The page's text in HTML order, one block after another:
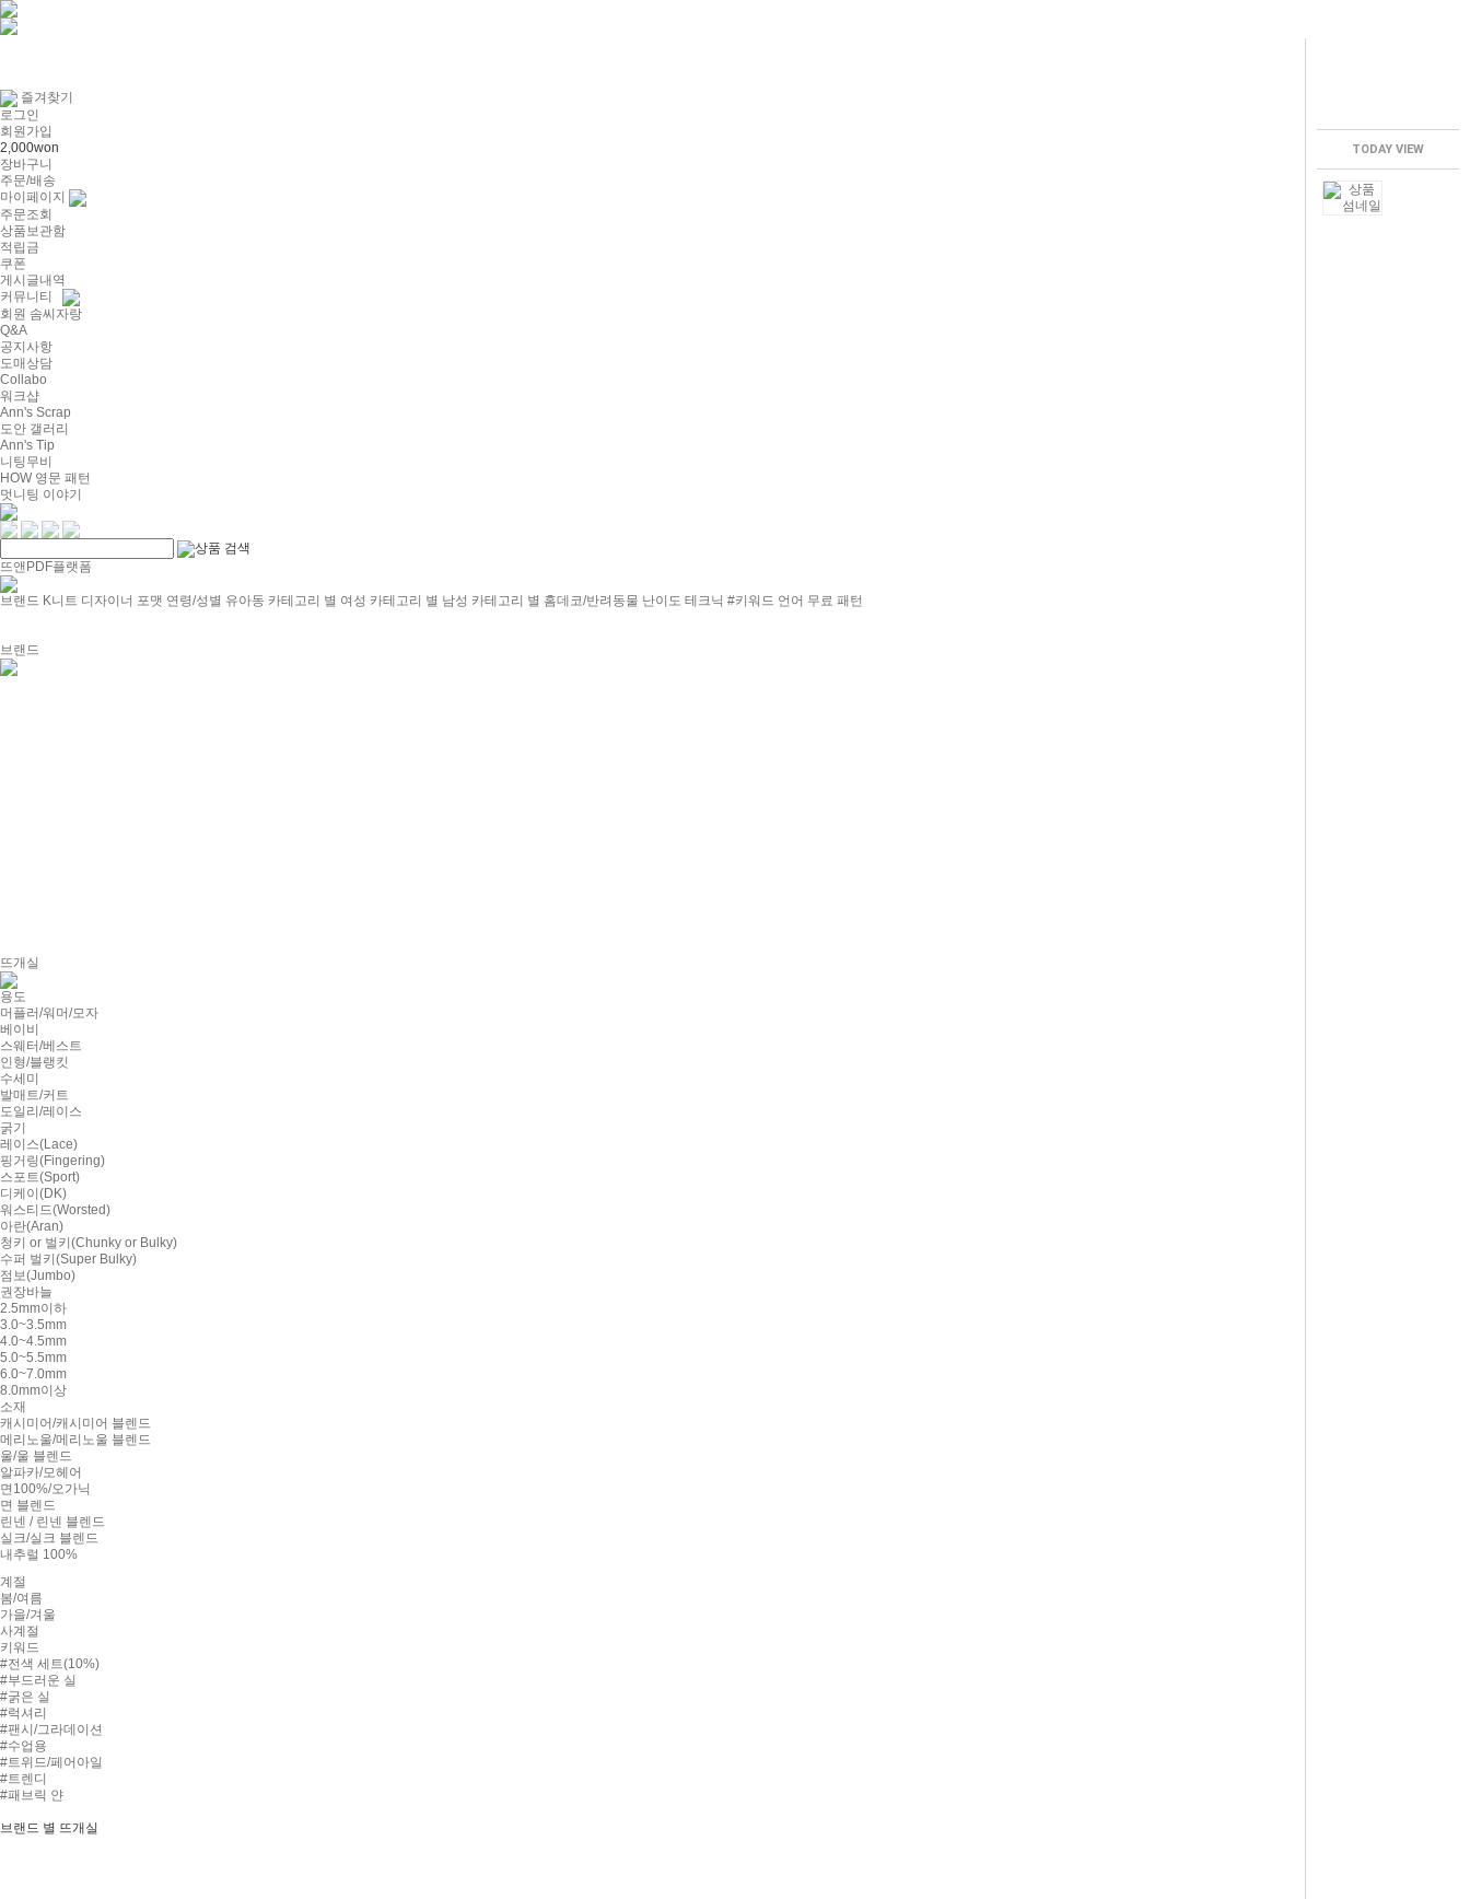
TODAY VIEW
즐겨찾기
로그인
회원가입
2,000won
장바구니
주문/배송
마이페이지
주문조회
상품보관함
적립금
쿠폰
게시글내역
커뮤니티
회원 솜씨자랑
Q&A
공지사항
도매상담
Collabo
워크샵
Ann's Scrap
도안 갤러리
Ann's Tip
니팅무비
HOW 영문 패턴
멋니팅 이야기
뜨앤PDF플랫폼
브랜드 K니트 디자이너 포맷 연령/성별 유아동 카테고리 별 여성 카테고리 별 남성 카테고리 별 홈데코/반려동물 난이도 테크닉 #키워드 언어 무료 패턴
브랜드
뜨개실
용도
머플러/워머/모자
베이비
스웨터/베스트
인형/블랭킷
수세미
발매트/커트
도일리/레이스
굵기
레이스(Lace)
핑거링(Fingering)
스포트(Sport)
디케이(DK)
워스티드(Worsted)
아란(Aran)
청키 or 벌키(Chunky or Bulky)
수퍼 벌키(Super Bulky)
점보(Jumbo)
권장바늘
2.5mm이하
3.0~3.5mm
4.0~4.5mm
5.0~5.5mm
6.0~7.0mm
8.0mm이상
소재
캐시미어/캐시미어 블렌드
메리노울/메리노울 블렌드
울/울 블렌드
알파카/모헤어
면100%/오가닉
면 블렌드
린넨 / 린넨 블렌드
실크/실크 블렌드
내추럴 100%
계절
봄/여름
가을/겨울
사계절
키워드
#전색 세트(10%)
#부드러운 실
#굵은 실
#럭셔리
#팬시/그라데이션
#수업용
#트위드/페어아일
#트렌디
#패브릭 얀
브랜드 별 뜨개실